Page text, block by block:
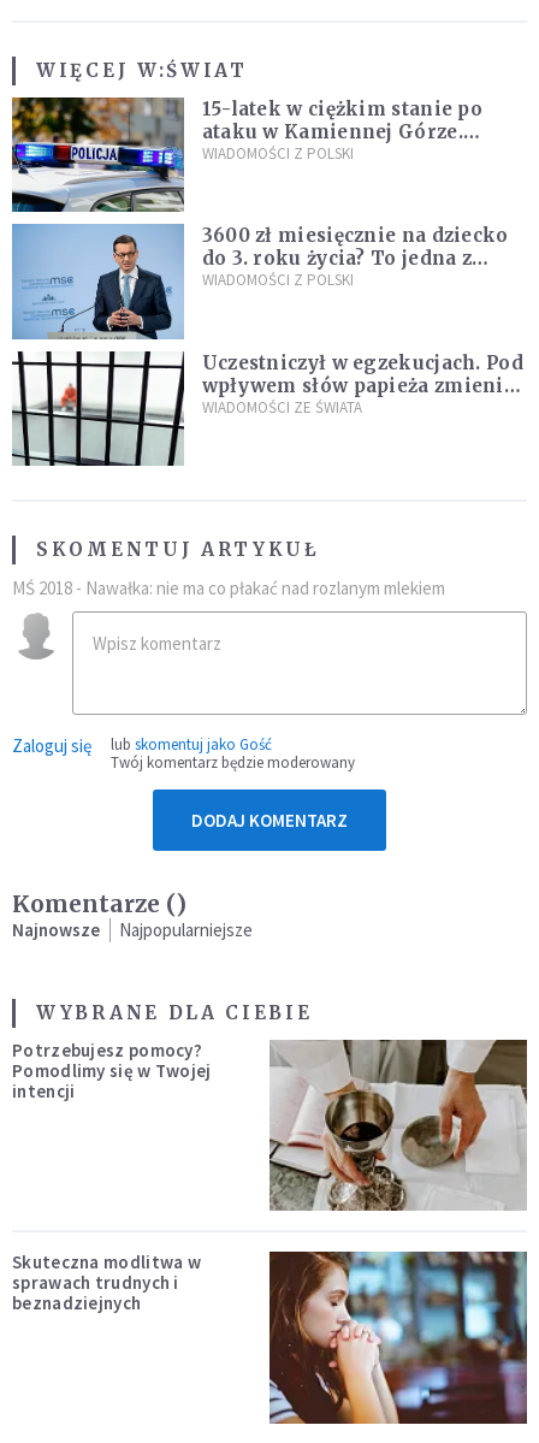
WIĘCEJ W:ŚWIAT
15-latek w ciężkim stanie po
ataku w Kamiennej Górze.
Policja zatrzymała dwóch
WIADOMOŚCI Z POLSKI
3600 zł miesięcznie na dziecko
do 3. roku życia? To jedna z
propozycji programu "Rozwój
WIADOMOŚCI Z POLSKI
Uczestniczył w egzekucjach. Pod
wpływem słów papieża zmienił
zdanie
WIADOMOŚCI ZE ŚWIATA
SKOMENTUJ ARTYKUŁ
MŚ 2018 - Nawałka: nie ma co płakać nad rozlanym mlekiem
Zaloguj się lub skomentuj jako Gość
Twój komentarz będzie moderowany
DODAJ KOMENTARZ
Komentarze ()
Najnowsze Najpopularniejsze
WYBRANE DLA CIEBIE
Potrzebujesz pomocy?
Pomodlimy się w Twojej
intencji
Skuteczna modlitwa w
sprawach trudnych i
beznadziejnych